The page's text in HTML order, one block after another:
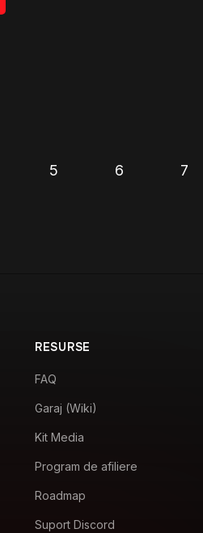
5 6 7
RESURSE
FAQ
Garaj (Wiki)
Kit Media
Program de afiliere
Roadmap
Suport Discord